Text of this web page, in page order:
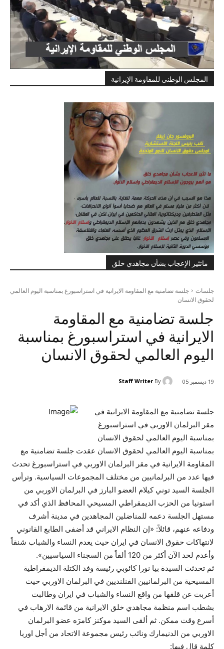
المجلس الوطني للمقاومة الإيرانية
ماتثير الإعجاب بشأن مجاهدي خلق
جلسات
جلسة تضامنية مع المقاومة الايرانية في استراسبورغ بمناسبة اليوم العالمي
لحقوق الانسان
جلسة تضامنية مع المقاومة
الايرانية في استراسبورغ بمناسبة
اليوم العالمي لحقوق الانسان
19 ديسمبر 05 By
Staff Writer
جلسة تضامنية مع المقاومة الايرانية في
مقر البرلمان الاوربي في استراسبورغ
بمناسبة اليوم العالمي لحقوق الانسان
بمناسبة اليوم العالمي لحقوق الانسان عقدت جلسة تضامنية مع
المقاومة الايرانية في مقر البرلمان الاوربي في استراسبورغ تحدث
فيها عدد من البرلمانيين من مختلف المجموعات السياسية. وترأس
الجلسة السيد توني كيلام العضو البارز في البرلمان الاوربي من
استونيا من الحزب الديمقراطي المسيحي المحافظ الذي أكد في
مستهل الجلسة دعمه للمناضلين المجاهدين في مدينة أشرف
ودفاعه عنهم، قائلاً: «إن النظام الايراني قد أضفى الطابع القانوني
لانتهاكات حقوق الانسان في ايران حيث يعدم النساء والشباب شنقاً
وأعدم لحد الآن أكثر من 120 ألفاً من السجناء السياسيين».
ثم تحدثت السيدة بيا نورا كائوبي رئيسة وفد الكتلة الديمقراطية
المسيحية من البرلمانيين الفنلنديين في البرلمان الاوربي حيث
أعربت عن قلقها من واقع النساء والشباب في ايران وطالبت
بشطب اسم منظمة مجاهدي خلق الايرانية من قائمة الارهاب في
أسرع وقت ممكن. ثم ألقى السيد موكنز كامرَه عضو البرلمان
الاوربي من الدنيمارك ونائب رئيس مجموعة الاتحاد من أجل اوربا
كلمة قال فيها: